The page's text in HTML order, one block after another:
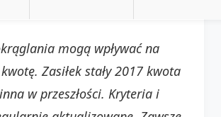
mogą wpływać na
Zasiłek stały 2017 kwota
w przeszłości. Kryteria i